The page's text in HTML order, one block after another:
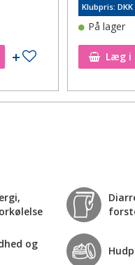
Tilføj til ønskeseddel
Klubpris: DKK
På lager
Læg i
og